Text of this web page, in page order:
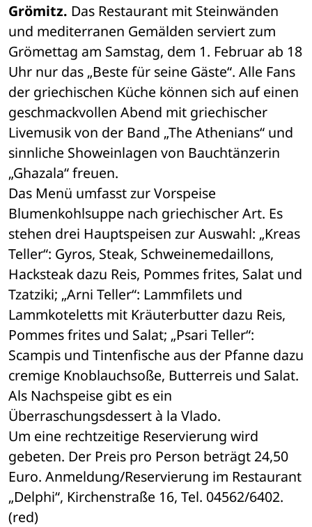
Grömitz. Das Restaurant mit Steinwänden
und mediterranen Gemälden serviert zum
Grömettag am Samstag, dem 1. Februar ab 18
Uhr nur das „Beste für seine Gäste“. Alle Fans
der griechischen Küche können sich auf einen
geschmackvollen Abend mit griechischer
Livemusik von der Band „The Athenians“ und
sinnliche Showeinlagen von Bauchtänzerin
„Ghazala“ freuen.
Das Menü umfasst zur Vorspeise
Blumenkohlsuppe nach griechischer Art. Es
stehen drei Hauptspeisen zur Auswahl: „Kreas
Teller“: Gyros, Steak, Schweinemedaillons,
Hacksteak dazu Reis, Pommes frites, Salat und
Tzatziki; „Arni Teller“: Lammfilets und
Lammkoteletts mit Kräuterbutter dazu Reis,
Pommes frites und Salat; „Psari Teller“:
Scampis und Tintenfische aus der Pfanne dazu
cremige Knoblauchsoße, Butterreis und Salat.
Als Nachspeise gibt es ein
Überraschungsdessert à la Vlado.
Um eine rechtzeitige Reservierung wird
gebeten. Der Preis pro Person beträgt 24,50
Euro. Anmeldung/Reservierung im Restaurant
„Delphi“, Kirchenstraße 16, Tel. 04562/6402.
(red)